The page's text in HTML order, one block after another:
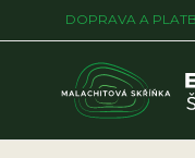
DOPRAVA A